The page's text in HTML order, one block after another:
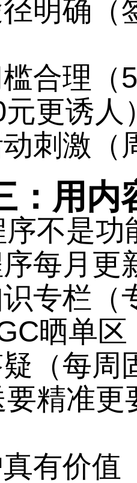
明确（
槛合理（
更诱人
刺激（
：用内
序不是
每月更
专栏（
晒单
（每周
精准更
有价值